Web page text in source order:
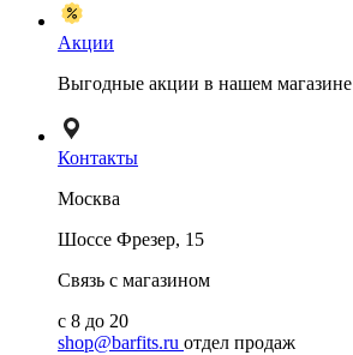
Акции
Выгодные акции в нашем магазине
Контакты
Москва
Шоссе Фрезер, 15
Связь с магазином
с 8 до 20
shop@barfits.ru отдел продаж